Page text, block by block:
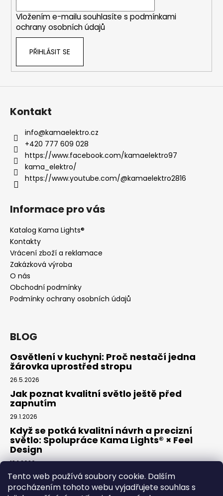
Tento web používá soubory cookie. Dalším
procházením tohoto webu vyjadřujete souhlas s
Vložením e-mailu souhlasíte s podmínkami
ochrany osobních údajů
PŘIHLÁSIT SE
Kontakt
info@kamaelektro.cz
+420 777 609 028
https://www.facebook.com/kamaelektro97
kama_elektro/
https://www.youtube.com/@kamaelektro2816
Informace pro vás
Katalog Kama Lights®
Kontakty
Vrácení zboží a reklamace
Zakázková výroba
O nás
Obchodní podmínky
Podmínky ochrany osobních údajů
BLOG
Osvětlení v kuchyni: Proč nestačí jedna
žárovka uprostřed stropu
26.5.2026
Jak poznat kvalitní světlo ještě před
zapnutím
29.1.2026
Když se potká kvalitní návrh a precizní
světlo: Spolupráce Kama Lights® × Feel
Design
13.1.2026